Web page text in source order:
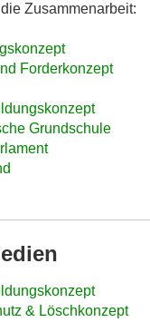
Zusammenarbeit:
Forderkonzept
Grundschule
& Löschkonzept